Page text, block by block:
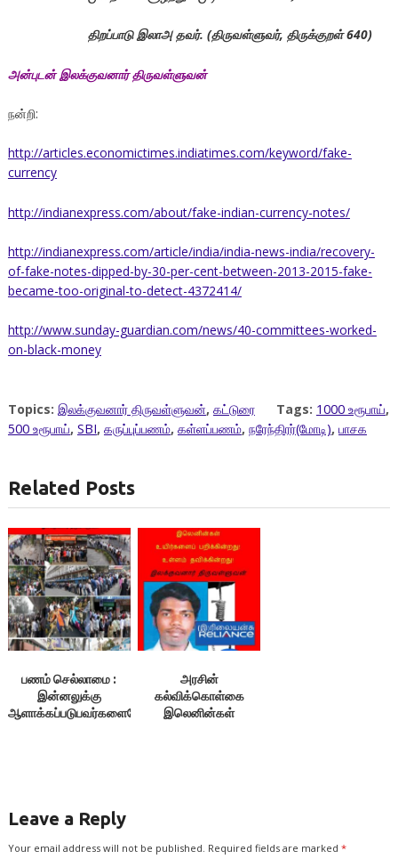
திறப்பாடு இலாஅ தவர். (திருவள்ளுவர், திருக்குறள் 640)
அன்புடன் இலக்குவனார் திருவள்ளுவன்
நன்றி:
http://articles.economictimes.indiatimes.com/keyword/fake-
currency
http://indianexpress.com/about/fake-indian-currency-notes/
http://indianexpress.com/article/india/india-news-india/recovery-
of-fake-notes-dipped-by-30-per-cent-between-2013-2015-fake-
became-too-original-to-detect-4372414/
http://www.sunday-guardian.com/news/40-committees-worked-
on-black-money
Topics: இலக்குவனார் திருவள்ளுவன், கட்டுரை Tags: 1000 உரூபாய்,
500 உரூபாய், SBI, கருப்புப்பணம், கள்ளப்பணம், நரேந்திரர்(மோடி), பாசக
Related Posts
பணம் செல்லாமை :
இன்னலுக்கு
ஆளாக்கப்படுபவர்களையே
அரசின்
கல்விக்கொள்கை
இலெனின்கள்
Leave a Reply
Your email address will not be published. Required fields are marked *